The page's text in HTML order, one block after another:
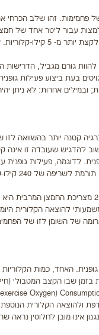
פחמימות. זהו שלב הכרחי
עבור ליטר אחד של
המופקת משומן. אם מקור האנרגיה
החמצן עלולה להוות גורם
בעת ביצוע פעילות גופנית
ובמילים אחרות: לא ניתן
קטנה יותר בהשוואה לזו
להדגיש שעובדה זו אינה
לדוגמה, פעילות גופנית
נתון נוסף שיש להתחשב בו: האנרגיה הנדרשת לצורך ביצוע פעילות
להוצאה הקלורית
של השומן לזו של
האחד, כמות
שבו הקצב המטבולי
ולהוצאה הקלורית
אף על פי שהמנגנון אינו מובן